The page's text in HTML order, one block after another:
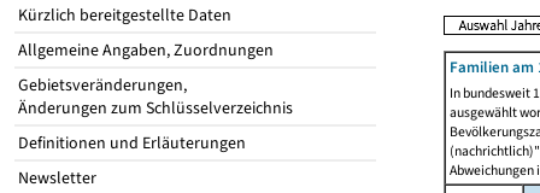
Kürzlich bereitgestellte Daten
Allgemeine Angaben, Zuordnungen
Gebietsveränderungen,
Änderungen zum Schlüsselverzeichnis
Definitionen und Erläuterungen
Newsletter
Familien am
In bundesweit
ausgewählt
Abweichungen